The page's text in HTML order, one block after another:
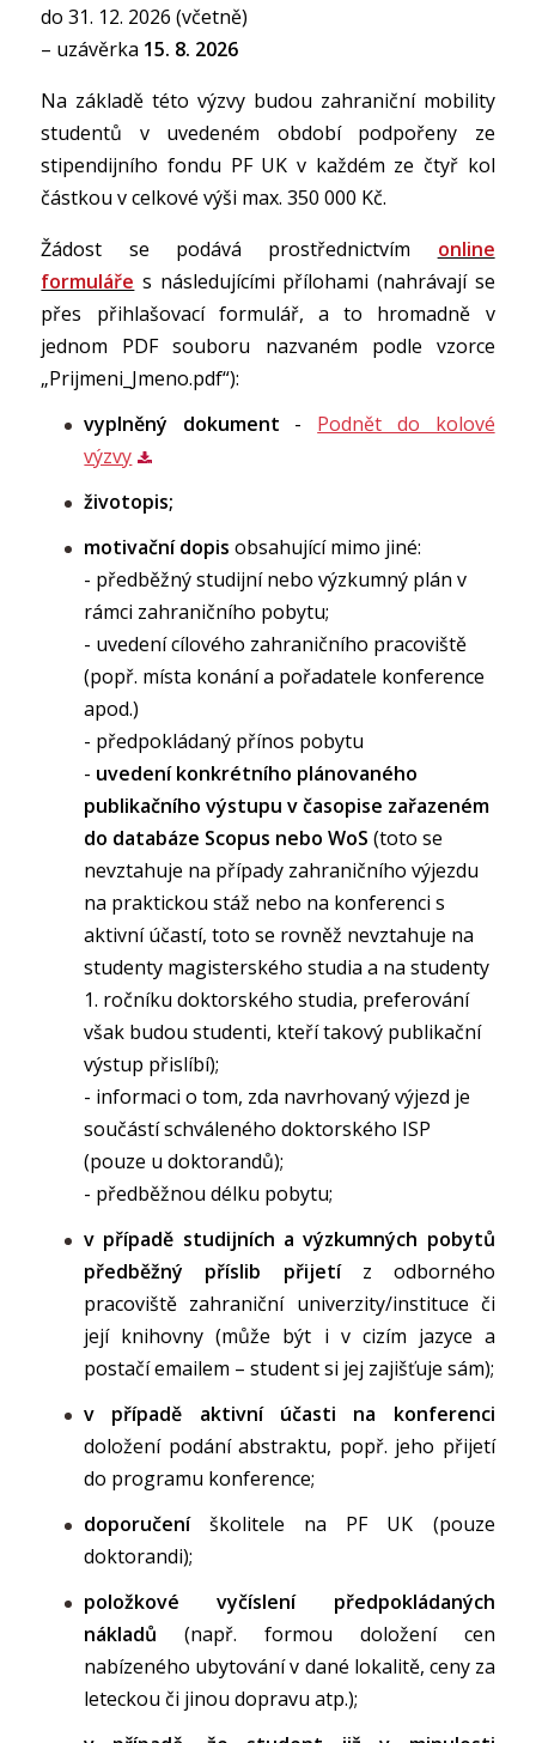
do 31. 12. 2026 (včetně)
– uzávěrka 15. 8. 2026
Na základě této výzvy budou zahraniční mobility
studentů v uvedeném období podpořeny ze
stipendijního fondu PF UK v každém ze čtyř kol
částkou v celkové výši max. 350 000 Kč.
Žádost se podává prostřednictvím online
formuláře s následujícími přílohami (nahrávají se
přes přihlašovací formulář, a to hromadně v
jednom PDF souboru nazvaném podle vzorce
„Prijmeni_Jmeno.pdf“):
vyplněný dokument - Podnět do kolové
výzvy
životopis;
motivační dopis obsahující mimo jiné:
- předběžný studijní nebo výzkumný plán v
rámci zahraničního pobytu;
- uvedení cílového zahraničního pracoviště
(popř. místa konání a pořadatele konference
apod.)
- předpokládaný přínos pobytu
- uvedení konkrétního plánovaného
publikačního výstupu v časopise zařazeném
do databáze Scopus nebo WoS(toto se
nevztahuje na případy zahraničního výjezdu
na praktickou stáž nebo na konferenci s
aktivní účastí, toto se rovněž nevztahuje na
studenty magisterského studia a na studenty
1. ročníku doktorského studia, preferování
však budou studenti, kteří takový publikační
výstup přislíbí);
- informaci o tom, zda navrhovaný výjezd je
součástí schváleného doktorského ISP
(pouze u doktorandů);
- předběžnou délku pobytu;
v případě studijních a výzkumných pobytů
předběžný příslib přijetí z odborného
pracoviště zahraniční univerzity/instituce či
její knihovny (může být i v cizím jazyce a
postačí emailem – student si jej zajišťuje sám);
v případě aktivní účasti na konferenci
doložení podání abstraktu, popř. jeho přijetí
do programu konference;
doporučeníškolitele na PF UK (pouze
doktorandi);
položkové vyčíslení předpokládaných
nákladů(např. formou doložení cen
nabízeného ubytování v dané lokalitě, ceny za
leteckou či jinou dopravu atp.);